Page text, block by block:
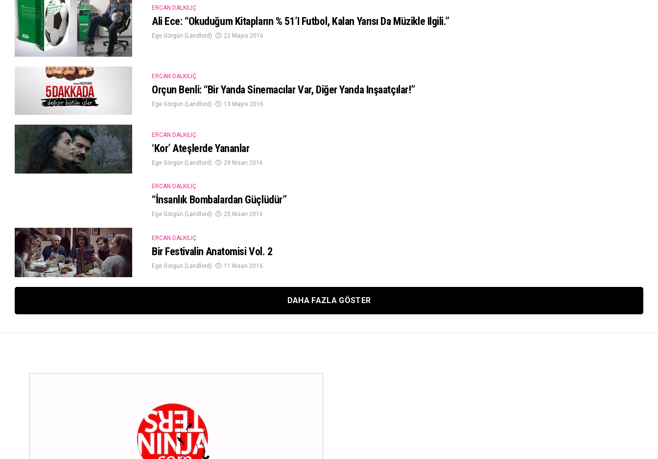
ERCAN DALKILIÇ
Ali Ece: “Okuduğum Kitapların % 51’i Futbol, Kalan Yarısı Da Müzikle Ilgili.”
Ege Görgün (Landlord) 22 Mayıs 2016
ERCAN DALKILIÇ
Orçun Benli: “Bir Yanda Sinemacılar Var, Diğer Yanda Inşaatçılar!”
Ege Görgün (Landlord) 13 Mayıs 2016
ERCAN DALKILIÇ
‘Kor’ Ateşlerde Yananlar
Ege Görgün (Landlord) 29 Nisan 2016
ERCAN DALKILIÇ
“İnsanlık Bombalardan Güçlüdür”
Ege Görgün (Landlord) 25 Nisan 2016
ERCAN DALKILIÇ
Bir Festivalin Anatomisi Vol. 2
Ege Görgün (Landlord) 11 Nisan 2016
DAHA FAZLA GÖSTER